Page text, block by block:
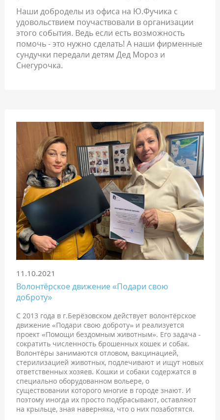
Наши доброделы из офиса на Ю.Фучика с
удовольствием поучаствовали в организации
этого события. Ведь если есть возможность
помочь - это нужно сделать! А наши фирменные
сундучки передали детям Дед Мороз и
Снегурочка.
11.10.2021
Волонтёрское движение «Подари свою
доброту»
С 2013 года в г.Берёзовском действует волонтёрское
движение «Подари свою доброту» и реализуется
проект «Помощи бездомным животным». Его задача -
сократить численность брошенных кошек и собак.
Волонтёры занимаются отловом, вакцинацией,
стерилизацией животных, подлечивают и ищут новых
ответственных хозяев. Кошки и собаки содержатся в
специально оборудованном вольере, о
существовании которого многие в городе знают. И
поэтому иногда их просто подбрасывают, оставляют
на крыльце, зная наверняка, что о них позаботятся.